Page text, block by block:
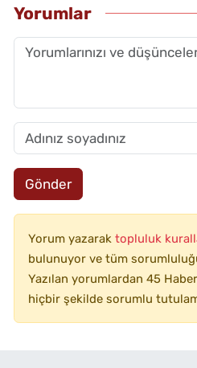
Yorumlar
Gönder
Yorum yazarak topluluk
bulunuyor ve tüm
Yazılan yorumlardan 45
hiçbir şekilde sorumlu